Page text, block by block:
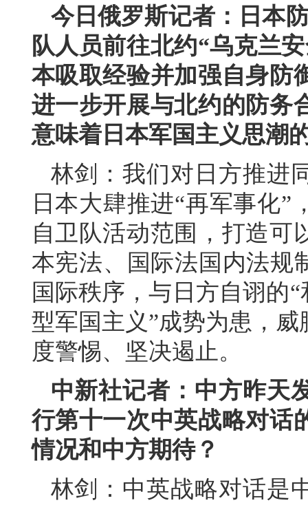
今日俄罗斯记者：日本
队人员前往北约“乌克兰
本吸取经验并加强自身防
进一步开展与北约的防务
意味着日本军国主义思潮
林剑：我们对日方推进
日本大肆推进“再军事化
自卫队活动范围，打造可
本宪法、国际法国内法规
国际秩序，与日方自诩的
型军国主义”成势为患，
度警惕、坚决遏止。
中新社记者：中方昨天
行第十一次中英战略对话
情况和中方期待？
林剑：中英战略对话是